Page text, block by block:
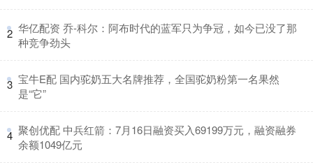
2 ​华亿配资 乔-科尔：阿布时代的蓝军只为争冠，如今已没了那
种竞争劲头
3 ​宝牛E配 国内驼奶五大名牌推荐，全国驼奶粉第一名果然
是“它”
4 ​聚创优配 中兵红箭：7月16日融资买入69199万元，融资融券
余额1049亿元